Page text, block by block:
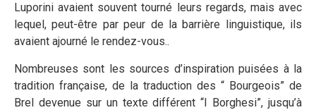
Luporini avaient souvent tourné leurs regards, mais avec
lequel, peut-être par peur de la barrière linguistique, ils
avaient ajourné le rendez-vous..
Nombreuses sont les sources d’inspiration puisées à la
tradition française, de la traduction des “ Bourgeois” de
Brel devenue sur un texte différent “I Borghesi”, jusqu’à